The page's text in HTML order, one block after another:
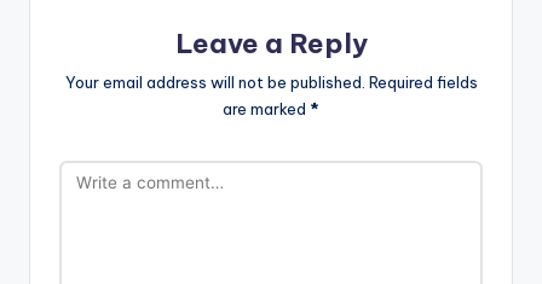
Leave a Reply
Your email address will not be published. Required fields
are marked *